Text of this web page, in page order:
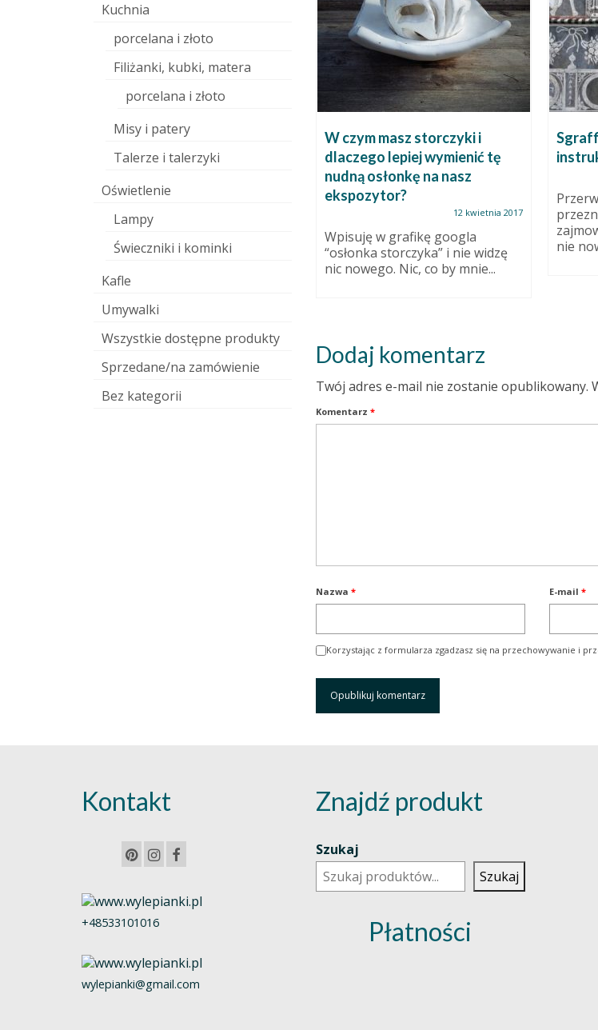
zbliża się wiosna.
Ja tam wierzę, wszystko wokoło
W czym masz storczyki i
dlaczego lepiej wymienić tę
nudną osłonkę na nasz
ekspozytor?
12 kwietnia 2017
Wpisuję w grafikę googla
“osłonka storczyka” i nie widzę
nic nowego. Nic, co by mnie...
nie
Dodaj komentarz
Twój adres e-mail nie zostanie opublikowany.
Komentarz *
Nazwa * E-mail *
Korzystając z formularza zgadzasz się na przechowywanie i
Kuchnia
porcelana i złoto
Filiżanki, kubki, matera
porcelana i złoto
Misy i patery
Talerze i talerzyki
Oświetlenie
Lampy
Świeczniki i kominki
Kafle
Umywalki
Wszystkie dostępne produkty
Sprzedane/na zamówienie
Bez kategorii
Kontakt
+48533101016
wylepianki@gmail.com
Znajdź produkt
Szukaj
Szukaj
Płatności